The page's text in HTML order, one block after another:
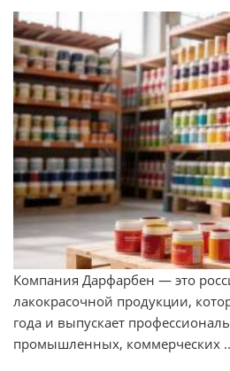
Компания Дарфарбен — это
лакокрасочной продукции,
года и выпускает
промышленных, коммерческих